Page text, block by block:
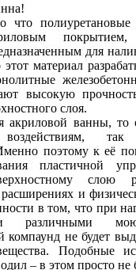
что
покрытием,
для
материал
высокую
слоя.
акриловой ванны, то
воздействиям,
поэтому к её
пластичной
слою
и
в том, что при
различными
компаунд не будет
Подобные
– в этом просто